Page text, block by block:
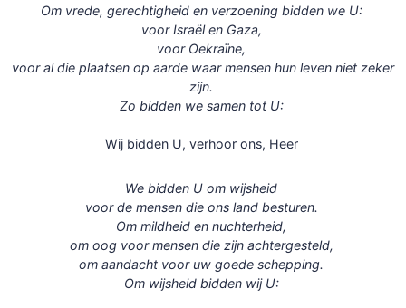
Om vrede, gerechtigheid en verzoening bidden we U:
voor Israël en Gaza,
voor Oekraïne,
voor al die plaatsen op aarde waar mensen hun leven niet zeker
zijn.
Zo bidden we samen tot U:
Wij bidden U, verhoor ons, Heer
We bidden U om wijsheid
voor de mensen die ons land besturen.
Om mildheid en nuchterheid,
om oog voor mensen die zijn achtergesteld,
om aandacht voor uw goede schepping.
Om wijsheid bidden wij U: